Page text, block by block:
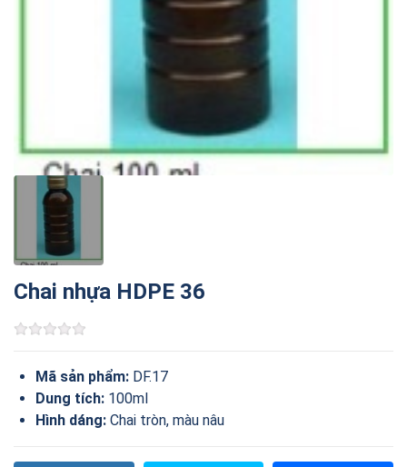
Chai nhựa HDPE 36
Mã sản phẩm: DF.17
Dung tích: 100ml
Hình dáng: Chai tròn, màu nâu